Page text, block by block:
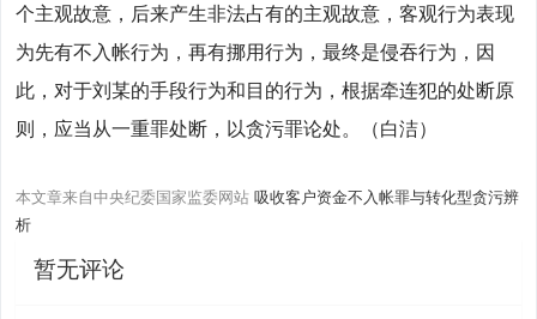
个主观故意，后来产生非法占有的主观故意，客观行为表现
为先有不入帐行为，再有挪用行为，最终是侵吞行为，因
此，对于刘某的手段行为和目的行为，根据牵连犯的处断原
则，应当从一重罪处断，以贪污罪论处。（白洁）
本文章来自中央纪委国家监委网站 吸收客户资金不入帐罪与转化型贪污辨
析
暂无评论